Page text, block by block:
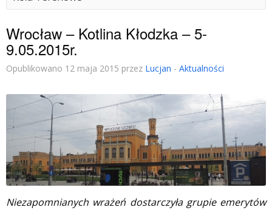
Wrocław – Kotlina Kłodzka – 5-
9.05.2015r.
Opublikowano 12 maja 2015 przez Lucjan - Aktualności
Niezapomnianych wrażeń dostarczyła grupie emerytów